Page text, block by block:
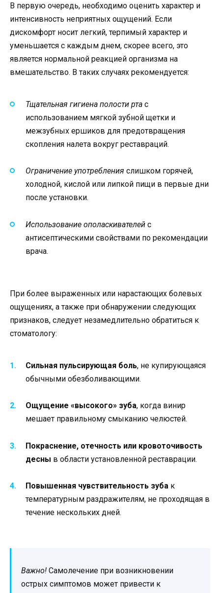
В первую очередь, необходимо оценить характер и
интенсивность неприятных ощущений. Если
дискомфорт носит легкий, терпимый характер и
уменьшается с каждым днем, скорее всего, это
является нормальной реакцией организма на
вмешательство. В таких случаях рекомендуется:
Тщательная гигиена полости рта с
использованием мягкой зубной щетки и
межзубных ершиков для предотвращения
скопления налета вокруг реставраций.
Ограничение употребления слишком горячей,
холодной, кислой или липкой пищи в первые дни
после установки.
Использование ополаскивателей с
антисептическими свойствами по рекомендации
врача.
При более выраженных или нарастающих болевых
ощущениях, а также при обнаружении следующих
признаков, следует незамедлительно обратиться к
стоматологу:
Сильная пульсирующая боль, не купирующаяся
обычными обезболивающими.
Ощущение «высокого» зуба, когда винир
мешает правильному смыканию челюстей.
Покраснение, отечность или кровоточивость
десны в области установленной реставрации.
Повышенная чувствительность зуба к
температурным раздражителям, не проходящая в
течение нескольких дней.
Важно! Самолечение при возникновении
острых симптомов может привести к